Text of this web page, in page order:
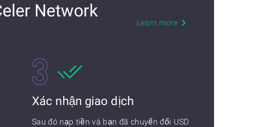
Network
Learn more
Xác nhận giao dịch
Sau đó nạp tiền và bạn đã chuyển đổi USD